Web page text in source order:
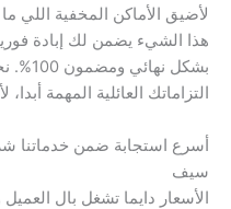
لأضيق الأماكن المخفية اللي
هذا الشيء يضمن لك إبادة
بشكل
التزاماتك العائلية المهمة أبدا،
أسرع استجابة ضمن خدماتنا
سيف
الأسعار دايما تشغل بال